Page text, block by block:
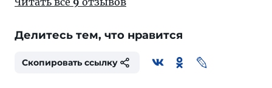
Делитесь тем, что нравится
Скопировать ссылку